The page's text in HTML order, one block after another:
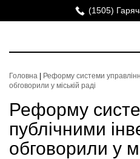
(1505)
Головна
Реформу системи
обговорили у міській раді
Реформу
публічними
обговорили у